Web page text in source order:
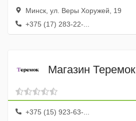
Минск, ул. Веры Хоружей, 19
+375 (17) 283-22-...
Магазин Теремок
+375 (15) 923-63-...